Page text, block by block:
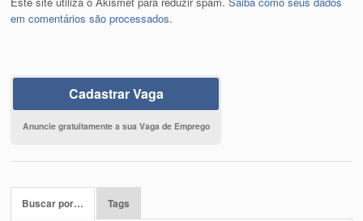
em comentários são processados.
Cadastrar Vaga
Anuncie gratuitamente a sua Vaga de Emprego
Buscar por… Tags